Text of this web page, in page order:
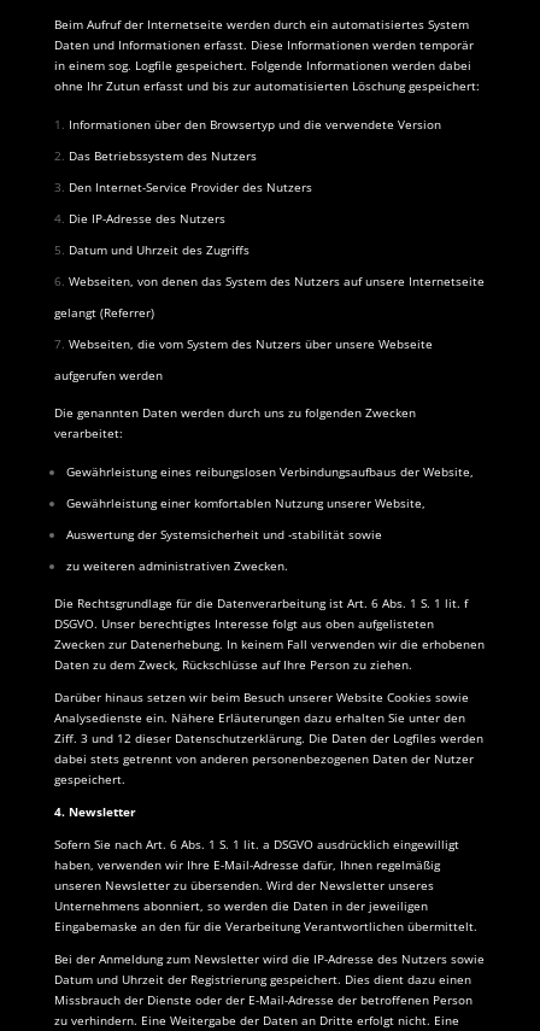
Beim Aufruf der Internetseite werden durch ein automatisiertes System
Daten und Informationen erfasst. Diese Informationen werden temporär
in einem sog. Logfile gespeichert. Folgende Informationen werden dabei
ohne Ihr Zutun erfasst und bis zur automatisierten Löschung gespeichert:
Informationen über den Browsertyp und die verwendete Version
Das Betriebssystem des Nutzers
Den Internet-Service Provider des Nutzers
Die IP-Adresse des Nutzers
Datum und Uhrzeit des Zugriffs
Webseiten, von denen das System des Nutzers auf unsere Internetseite
gelangt (Referrer)
Webseiten, die vom System des Nutzers über unsere Webseite
aufgerufen werden
Die genannten Daten werden durch uns zu folgenden Zwecken
verarbeitet:
Gewährleistung eines reibungslosen Verbindungsaufbaus der Website,
Gewährleistung einer komfortablen Nutzung unserer Website,
Auswertung der Systemsicherheit und -stabilität sowie
zu weiteren administrativen Zwecken.
Die Rechtsgrundlage für die Datenverarbeitung ist Art. 6 Abs. 1 S. 1 lit. f
DSGVO. Unser berechtigtes Interesse folgt aus oben aufgelisteten
Zwecken zur Datenerhebung. In keinem Fall verwenden wir die erhobenen
Daten zu dem Zweck, Rückschlüsse auf Ihre Person zu ziehen.
Darüber hinaus setzen wir beim Besuch unserer Website Cookies sowie
Analysedienste ein. Nähere Erläuterungen dazu erhalten Sie unter den
Ziff. 3 und 12 dieser Datenschutzerklärung. Die Daten der Logfiles werden
dabei stets getrennt von anderen personenbezogenen Daten der Nutzer
gespeichert.
4. Newsletter
Sofern Sie nach Art. 6 Abs. 1 S. 1 lit. a DSGVO ausdrücklich eingewilligt
haben, verwenden wir Ihre E-Mail-Adresse dafür, Ihnen regelmäßig
unseren Newsletter zu übersenden. Wird der Newsletter unseres
Unternehmens abonniert, so werden die Daten in der jeweiligen
Eingabemaske an den für die Verarbeitung Verantwortlichen übermittelt.
Bei der Anmeldung zum Newsletter wird die IP-Adresse des Nutzers sowie
Datum und Uhrzeit der Registrierung gespeichert. Dies dient dazu einen
Missbrauch der Dienste oder der E-Mail-Adresse der betroffenen Person
zu verhindern. Eine Weitergabe der Daten an Dritte erfolgt nicht. Eine